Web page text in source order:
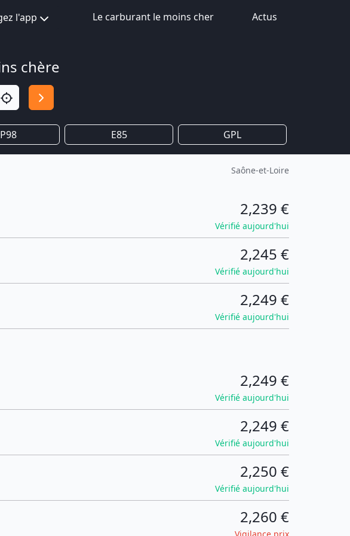
l'app Le carburant le moins cher Actus
chère
E85 GPL
Saône-et-Loire
2,239 €
Vérifié aujourd'hui
2,245 €
Vérifié aujourd'hui
2,249 €
Vérifié aujourd'hui
2,249 €
Vérifié aujourd'hui
2,249 €
Vérifié aujourd'hui
2,250 €
Vérifié aujourd'hui
2,260 €